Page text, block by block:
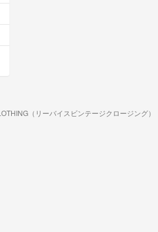
（リーバイスビンテージクロージング）